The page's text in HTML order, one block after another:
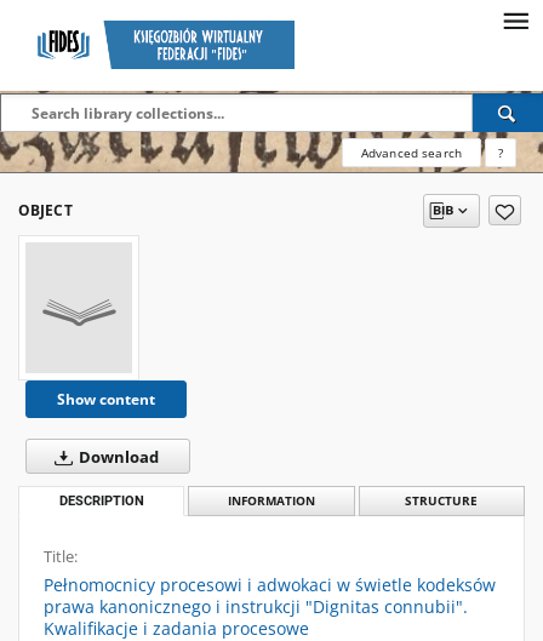
Advanced search ?
OBJECT
Show content
Download
DESCRIPTION INFORMATION STRUCTURE
Title:
Pełnomocnicy procesowi i adwokaci w świetle kodeksów
prawa kanonicznego i instrukcji "Dignitas connubii".
Kwalifikacje i zadania procesowe